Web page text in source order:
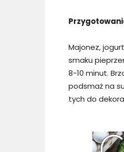
Majonez,
smaku
8-10 minut.
podsmaż na
tych do